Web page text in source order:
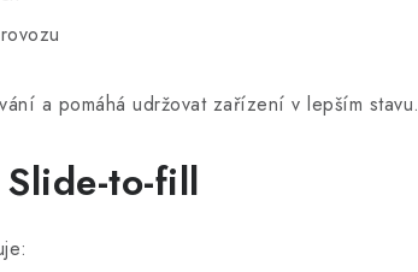
a pomáhá udržovat zařízení v lepším stavu.
to-fill